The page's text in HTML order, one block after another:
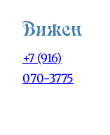
+7 (916)
070-3775